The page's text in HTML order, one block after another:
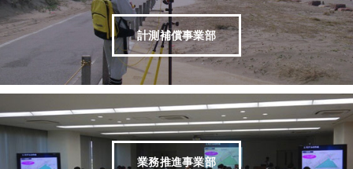
計測補償事業部
業務推進事業部